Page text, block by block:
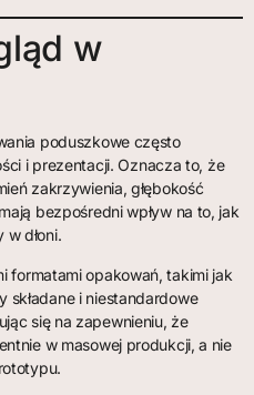
w
poduszkowe często
i prezentacji. Oznacza to, że
zakrzywienia, głębokość
bezpośredni wpływ na to, jak
dłoni.
formatami opakowań, takimi jak
i niestandardowe
się na zapewnieniu, że
w masowej produkcji, a nie